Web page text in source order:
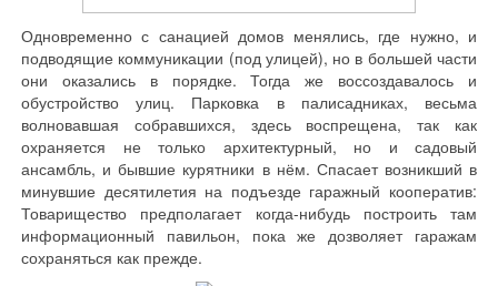
Одновременно с санацией домов менялись, где нужно, и
подводящие коммуникации (под улицей), но в большей части
они оказались в порядке. Тогда же воссоздавалось и
обустройство улиц. Парковка в палисадниках, весьма
волновавшая собравшихся, здесь воспрещена, так как
охраняется не только архитектурный, но и садовый
ансамбль, и бывшие курятники в нём. Спасает возникший в
минувшие десятилетия на подъезде гаражный кооператив:
Товарищество предполагает когда-нибудь построить там
информационный павильон, пока же дозволяет гаражам
сохраняться как прежде.